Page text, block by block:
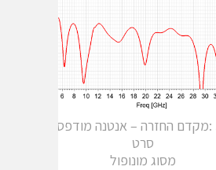
איור מס' 3 :מקדם החזרה – אנטנה מודפסת רחבת
סרט
מסוג מונופול